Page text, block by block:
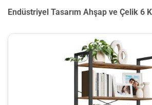
Endüstriyel Tasarım Ahşap ve Çelik 6